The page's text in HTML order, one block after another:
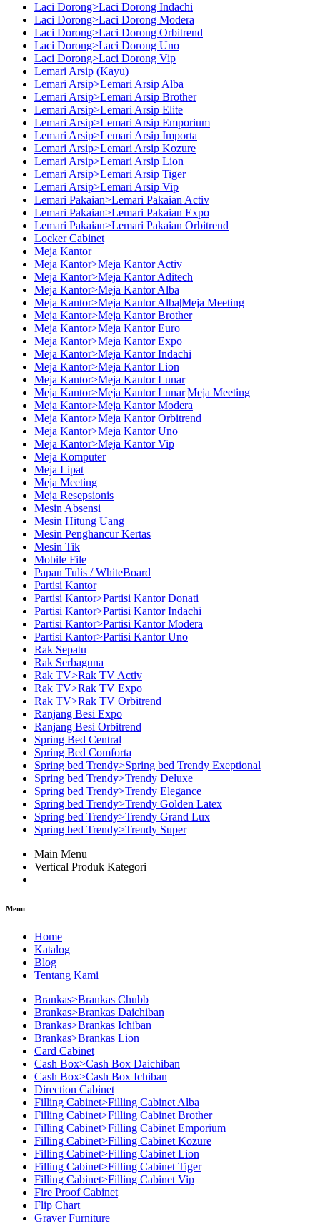
Laci Dorong>Laci Dorong Indachi
Laci Dorong>Laci Dorong Modera
Laci Dorong>Laci Dorong Orbitrend
Laci Dorong>Laci Dorong Uno
Laci Dorong>Laci Dorong Vip
Lemari Arsip (Kayu)
Lemari Arsip>Lemari Arsip Alba
Lemari Arsip>Lemari Arsip Brother
Lemari Arsip>Lemari Arsip Elite
Lemari Arsip>Lemari Arsip Emporium
Lemari Arsip>Lemari Arsip Importa
Lemari Arsip>Lemari Arsip Kozure
Lemari Arsip>Lemari Arsip Lion
Lemari Arsip>Lemari Arsip Tiger
Lemari Arsip>Lemari Arsip Vip
Lemari Pakaian>Lemari Pakaian Activ
Lemari Pakaian>Lemari Pakaian Expo
Lemari Pakaian>Lemari Pakaian Orbitrend
Locker Cabinet
Meja Kantor
Meja Kantor>Meja Kantor Activ
Meja Kantor>Meja Kantor Aditech
Meja Kantor>Meja Kantor Alba
Meja Kantor>Meja Kantor Alba|Meja Meeting
Meja Kantor>Meja Kantor Brother
Meja Kantor>Meja Kantor Euro
Meja Kantor>Meja Kantor Expo
Meja Kantor>Meja Kantor Indachi
Meja Kantor>Meja Kantor Lion
Meja Kantor>Meja Kantor Lunar
Meja Kantor>Meja Kantor Lunar|Meja Meeting
Meja Kantor>Meja Kantor Modera
Meja Kantor>Meja Kantor Orbitrend
Meja Kantor>Meja Kantor Uno
Meja Kantor>Meja Kantor Vip
Meja Komputer
Meja Lipat
Meja Meeting
Meja Resepsionis
Mesin Absensi
Mesin Hitung Uang
Mesin Penghancur Kertas
Mesin Tik
Mobile File
Papan Tulis / WhiteBoard
Partisi Kantor
Partisi Kantor>Partisi Kantor Donati
Partisi Kantor>Partisi Kantor Indachi
Partisi Kantor>Partisi Kantor Modera
Partisi Kantor>Partisi Kantor Uno
Rak Sepatu
Rak Serbaguna
Rak TV>Rak TV Activ
Rak TV>Rak TV Expo
Rak TV>Rak TV Orbitrend
Ranjang Besi Expo
Ranjang Besi Orbitrend
Spring Bed Central
Spring Bed Comforta
Spring bed Trendy>Spring bed Trendy Exeptional
Spring bed Trendy>Trendy Deluxe
Spring bed Trendy>Trendy Elegance
Spring bed Trendy>Trendy Golden Latex
Spring bed Trendy>Trendy Grand Lux
Spring bed Trendy>Trendy Super
Main Menu
Vertical Produk Kategori
Menu
Home
Katalog
Blog
Tentang Kami
Brankas>Brankas Chubb
Brankas>Brankas Daichiban
Brankas>Brankas Ichiban
Brankas>Brankas Lion
Card Cabinet
Cash Box>Cash Box Daichiban
Cash Box>Cash Box Ichiban
Direction Cabinet
Filling Cabinet>Filling Cabinet Alba
Filling Cabinet>Filling Cabinet Brother
Filling Cabinet>Filling Cabinet Emporium
Filling Cabinet>Filling Cabinet Kozure
Filling Cabinet>Filling Cabinet Lion
Filling Cabinet>Filling Cabinet Tiger
Filling Cabinet>Filling Cabinet Vip
Fire Proof Cabinet
Flip Chart
Graver Furniture